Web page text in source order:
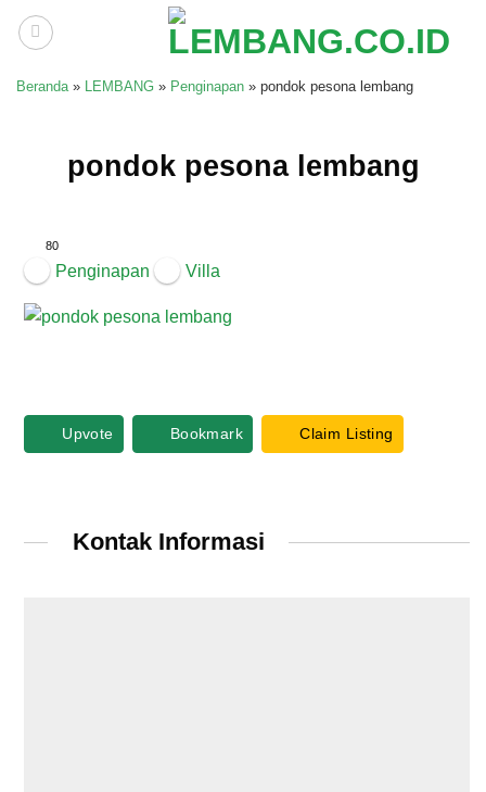
Skip
Beranda» LEMBANG » Penginapan » pondok pesona lembang
pondok pesona lembang
80
Penginapan Villa
Upvote Bookmark Claim Listing
Kontak Informasi